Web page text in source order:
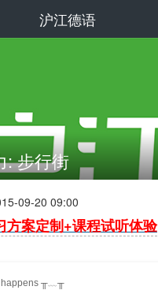
沪江德语
: 步行街
09-20 09:00
方案定制+课程试听体验
happens ╥﹏╥